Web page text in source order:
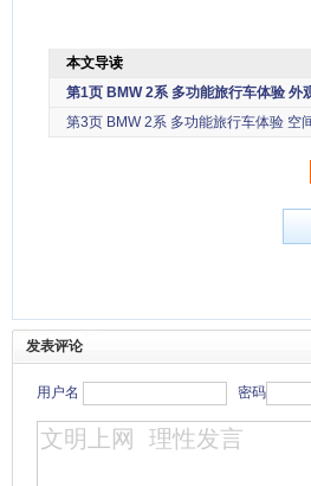
本文导读
第1页 BMW 2系 多功能旅行车体验 外
第3页 BMW 2系 多功能旅行车体验 空
发表评论
用户名 密码